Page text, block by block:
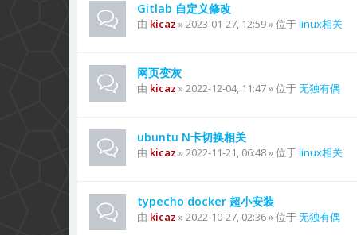
Gitlab 自定义修改
由 kicaz » 2023-01-27, 12:59 » 位于linux相关
网页变灰
由 kicaz » 2022-12-04, 11:47 » 位于无独有偶
ubuntu N卡切换相关
由 kicaz » 2022-11-21, 06:48 » 位于linux相关
typecho docker 超小安装
由 kicaz » 2022-10-27, 02:36 » 位于无独有偶